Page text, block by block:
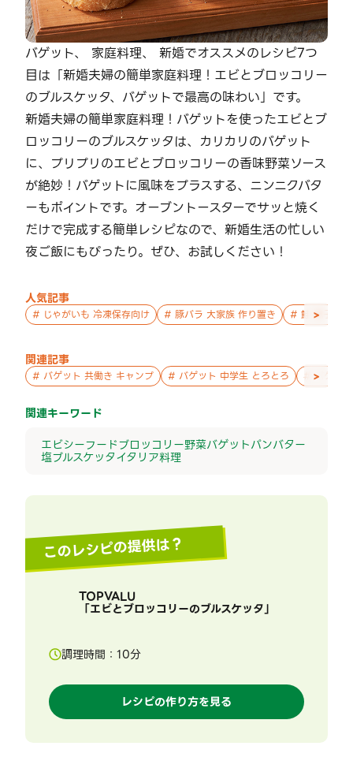
バゲット、 家庭料理、 新婚でオススメのレシピ7つ
目は「新婚夫婦の簡単家庭料理！エビとブロッコリー
のブルスケッタ、バゲットで最高の味わい」です。
新婚夫婦の簡単家庭料理！バゲットを使ったエビとブ
ロッコリーのブルスケッタは、カリカリのバゲット
に、プリプリのエビとブロッコリーの香味野菜ソース
が絶妙！バゲットに風味をプラスする、ニンニクバタ
ーもポイントです。オーブントースターでサッと焼く
だけで完成する簡単レシピなので、新婚生活の忙しい
夜ご飯にもぴったり。ぜひ、お試しください！
人気記事
# じゃがいも 冷凍保存向け # 豚バラ 大家族 作り置き # 鮭 親子 作
>
関連記事
# バゲット 共働き キャンプ # バゲット 中学生 とろとろ #バゲッ
>
関連キーワード
エビシーフードブロッコリー野菜バゲットパンバター
塩ブルスケッタイタリア料理
このレシピの提供は？
TOPVALU
「エビとブロッコリーのブルスケッタ」
調理時間： 10分
レシピの作り方を見る